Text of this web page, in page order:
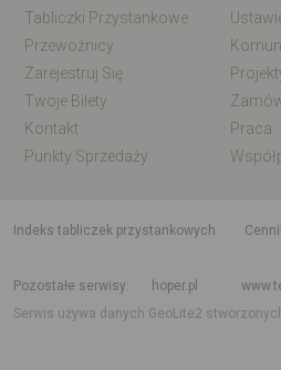
Tabliczki Przystankowe
Przewoźnicy
Zarejestruj Się
Twoje Bilety
Kontakt
Praca
Punkty Sprzedaży
indeks tabliczek przystankowych
Pozostałe serwisy
hoper.pl
Serwis używa danych GeoLite2